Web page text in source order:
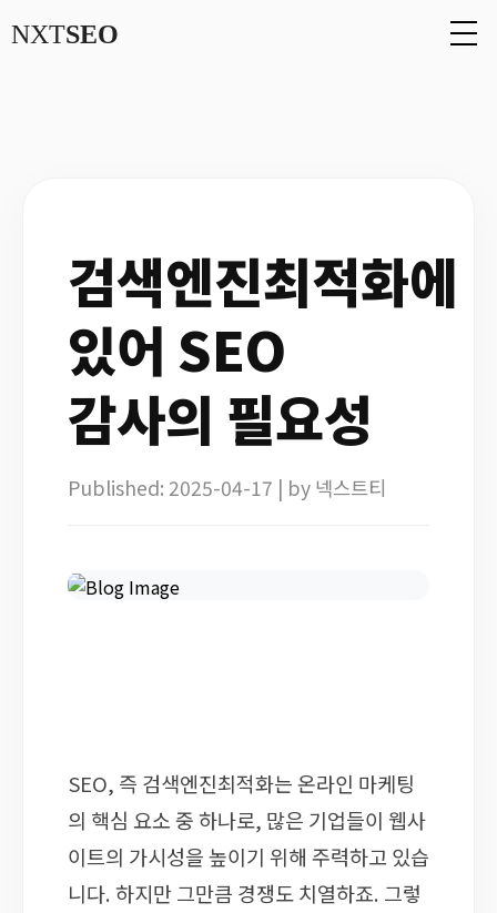
NXTSEO
검색엔진최적화에
있어 SEO
감사의 필요성
Published: 2025-04-17 | by 넥스트티
SEO, 즉 검색엔진최적화는 온라인 마케팅
의 핵심 요소 중 하나로, 많은 기업들이 웹사
이트의 가시성을 높이기 위해 주력하고 있습
니다. 하지만 그만큼 경쟁도 치열하죠. 그렇